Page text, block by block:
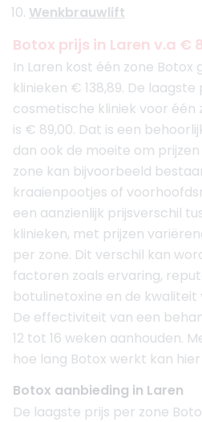
Wenkbrauwlift
Botox prijs in Laren v.a €
In Laren kost één zone Botox
klinieken € 138,89. De laagste
cosmetische kliniek voor één
is € 89,00. Dat is een
dan ook de moeite om
zone kan bijvoorbeeld
kraaienpootjes of
een aanzienlijk prijsverschil
klinieken, met prijzen
per zone. Dit verschil kan
factoren zoals ervaring,
botulinetoxine en de kwaliteit
De effectiviteit van een
12 tot 16 weken aanhouden.
hoe lang Botox werkt kan
Botox aanbieding in Laren
De laagste prijs per zone